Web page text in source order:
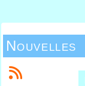
Nouvelles